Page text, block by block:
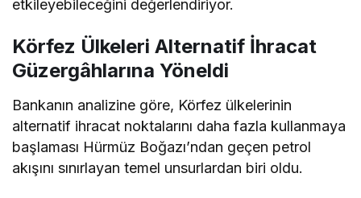
etkileyebileceğini değerlendiriyor.
Körfez Ülkeleri Alternatif İhracat
Güzergâhlarına Yöneldi
Bankanın analizine göre, Körfez ülkelerinin
alternatif ihracat noktalarını daha fazla kullanmaya
başlaması Hürmüz Boğazı’ndan geçen petrol
akışını sınırlayan temel unsurlardan biri oldu.